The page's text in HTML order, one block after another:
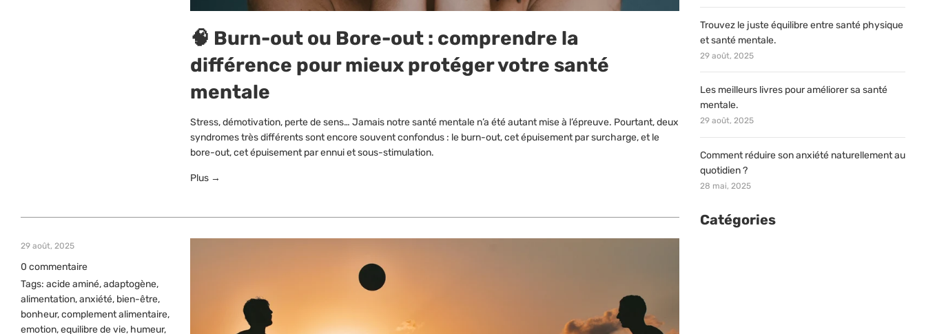
🧠 Burn-out ou Bore-out : comprendre la
différence pour mieux protéger votre santé
mentale
Stress, démotivation, perte de sens… Jamais notre santé mentale n’a été autant mise à l’épreuve. Pourtant, deux
syndromes très différents sont encore souvent confondus : le burn-out, cet épuisement par surcharge, et le
bore-out, cet épuisement par ennui et sous-stimulation.
Plus →
29 août, 2025
0 commentaire
Tags: acide aminé,adaptogène,
alimentation,anxiété, bien-être,
bonheur,complement alimentaire,
emotion,equilibre de vie, humeur,
Trouvez le juste équilibre entre santé physique
et santé mentale.
29 août, 2025
Les meilleurs livres pour améliorer sa santé
mentale.
29 août, 2025
Comment réduire son anxiété naturellement au
quotidien ?
28 mai, 2025
Catégories